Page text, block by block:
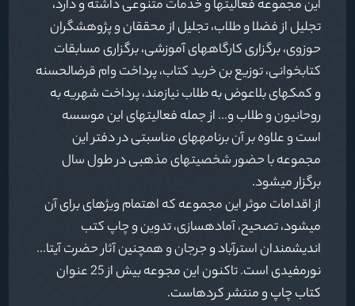
این مجموعه فعالیت‏ها و خدمات متنوعی داشته و دارد،
تجلیل از فضلا و طلاب، تجلیل از محققان و پژوهشگران
حوزوی، برگزاری کارگاه‏های آموزشی، برگزاری مسابقات
کتابخوانی، توزیع بن خرید کتاب، پرداخت وام قرض‏الحسنه
و کمک‏های بلاعوض به طلاب نیازمند، پرداخت شهریه به
روحانیون و طلاب و... از جمله فعالیت‏های این موسسه
است و علاوه بر آن برنامه‏های مناسبتی در دفتر این
مجموعه با حضور شخصیت‏های مذهبی در طول سال
برگزار می‏شود.
از اقدامات موثر این مجموعه که اهتمام ویژه‏ای برای آن
می‏شود، تصحیح، آماده‏سازی، تدوین و چاپ کتب
اندیشمندان استرآباد و جرجان و همچنین آثار حضرت آیت‏ا...
نورمفیدی است. تاکنون این مجوعه بیش از 25 عنوان
کتاب چاپ و منتشر کرده‏است.